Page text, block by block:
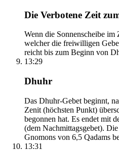
Die Verbotene Zeit
Wenn die Sonnenscheibe
welcher die freiwilligen
reicht bis zum Beginn von
13:29
Dhuhr
Das Dhuhr-Gebet beginnt,
Zenit (höchsten Punkt)
begonnen hat. Es endet mit
(dem Nachmittagsgebet).
Gnomons von 6,5 Qadams
13:31